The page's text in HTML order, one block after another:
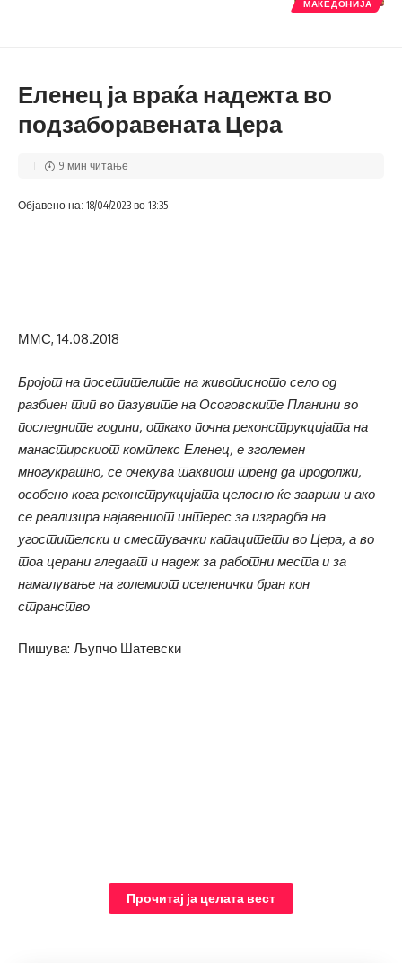
МАКЕДОНИЈА
Еленец ја враќа надежта во
подзаборавената Цера
Објавено на: 18/04/2023 во 13:35
9 мин читање
ММС, 14.08.2018
Бројот на посетителите на живописното село од
разбиен тип во пазувите на Осоговските Планини во
последните години, откако почна реконструкцијата на
манастирскиот комплекс Еленец, е зголемен
многукратно, се очекува таквиот тренд да продолжи,
особено кога реконструкцијата целосно ќе заврши и ако
се реализира најавениот интерес за изградба на
угостителски и сместувачки капацитети во Цера, а во
тоа церани гледаат и надеж за работни места и за
намалување на големиот иселенички бран кон
странство
Пишува: Љупчо Шатевски
Прочитај ја целата вест